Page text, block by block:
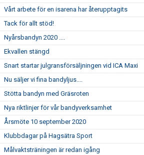
Vårt arbete för en isarena har återupptagits
Tack för allt stöd!
Nyårsbandyn 2020 ....
Ekvallen stängd
Snart startar julgransförsäljningen vid ICA Maxi
Nu säljer vi fina bandyljus....
Stötta bandyn med Gräsroten
Nya riktlinjer för vår bandyverksamhet
Årsmöte 10 september 2020
Klubbdagar på Hagsätra Sport
Målvaktsträningen är redan igång